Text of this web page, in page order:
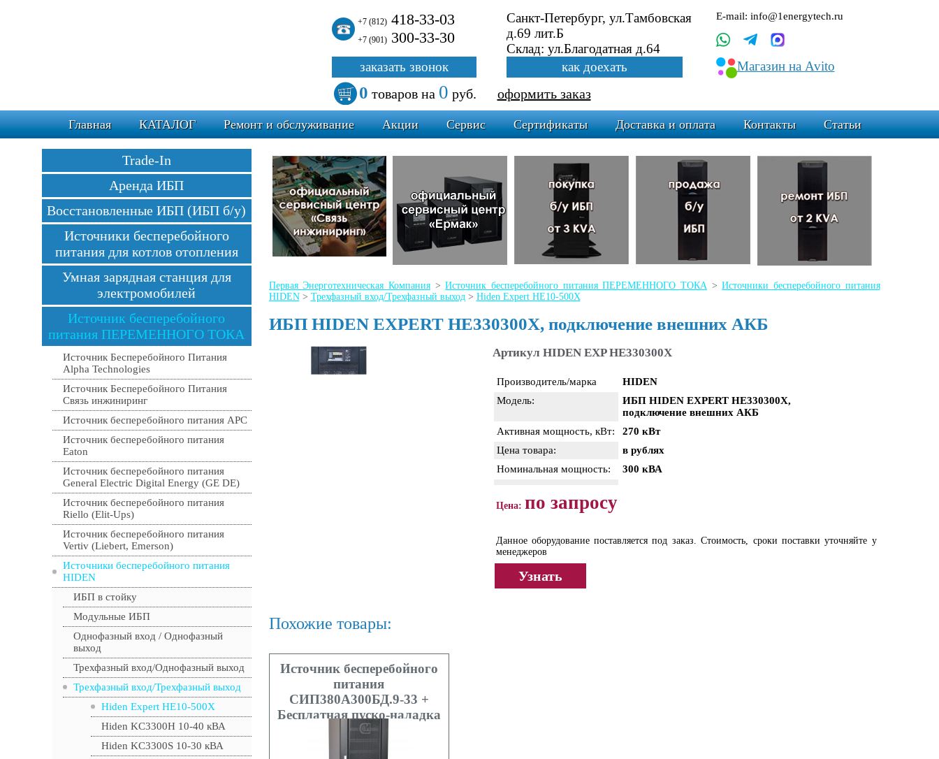
+7 (812)418-33-03
+7 (901)300-33-30
Санкт-Петербург, ул.Тамбовская
д.69 лит.Б
Склад: ул.Благодатная д.64
E-mail: info@1energytech.ru
Магазин на Avito
заказать звонок как доехать
0 товаровна 0 руб. оформить заказ
Главная КАТАЛОГ Ремонт и обслуживание Акции Сервис Сертификаты Доставка и оплата Контакты Статьи
Первая Энерготехническая Компания>Источник бесперебойного питания ПЕРЕМЕННОГО ТОКА>Источники бесперебойного питания
HIDEN> Трехфазный вход/Трехфазный выход> Hiden Expert HE10-500X
ИБП HIDEN EXPERT HE330300X, подключение внешних АКБ
Артикул HIDEN EXP HE330300X
Производитель/марка
HIDEN
Модель:
ИБП HIDEN EXPERT HE330300X,
подключение внешних АКБ
Активная мощность, кВт:
270 кВт
Цена товара:
в рублях
Номинальная мощность:
300 кВА
Цена: по запросу
Данное оборудование поставляется под заказ. Стоимость, сроки поставки уточняйте у
менеджеров
Узнать
Похожие товары:
Источник бесперебойного
питания
СИП380А300БД.9-33 +
Бесплатная пуско-наладка
Trade-In
Аренда ИБП
Восстановленные ИБП (ИБП б/у)
Источники бесперебойного
питания для котлов отопления
Умная зарядная станция для
электромобилей
Источник бесперебойного
питания ПЕРЕМЕННОГО ТОКА
Источник Бесперебойного Питания
Alpha Technologies
Источник Бесперебойного Питания
Связь инжиниринг
Источник бесперебойного питания APC
Источник бесперебойного питания
Eaton
Источник бесперебойного питания
General Electric Digital Energy (GE DE)
Источник бесперебойного питания
Riello (Elit-Ups)
Источник бесперебойного питания
Vertiv (Liebert, Emerson)
Источники бесперебойного питания
HIDEN
ИБП в стойку
Модульные ИБП
Однофазный вход / Однофазный
выход
Трехфазный вход/Однофазный выход
Трехфазный вход/Трехфазный выход
Hiden Expert HE10-500X
Hiden KC3300H 10-40 кВА
Hiden KC3300S 10-30 кВА